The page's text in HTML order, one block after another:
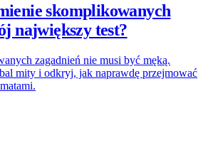
skomplikowanych
największy test?
zagadnień nie musi być męką.
mity i odkryj, jak naprawdę przejmować